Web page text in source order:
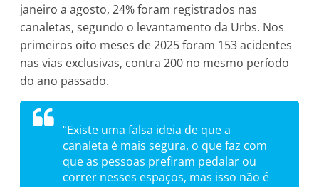
janeiro a agosto, 24% foram registrados nas
canaletas, segundo o levantamento da Urbs. Nos
primeiros oito meses de 2025 foram 153 acidentes
nas vias exclusivas, contra 200 no mesmo período
do ano passado.
“Existe uma falsa ideia de que a
canaleta é mais segura, o que faz com
que as pessoas prefiram pedalar ou
correr nesses espaços, mas isso não é